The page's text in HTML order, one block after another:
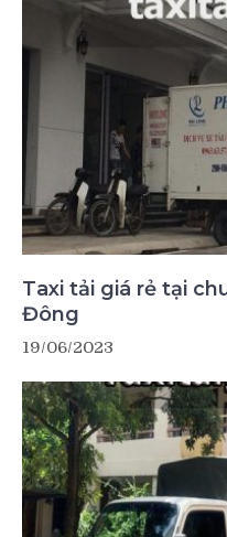
Taxi tải giá rẻ tại
Đông
19/06/2023